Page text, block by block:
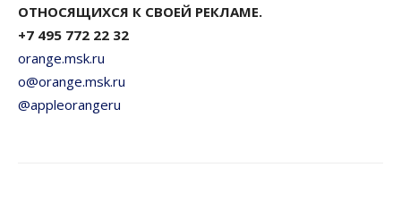
ОТНОСЯЩИХСЯ К СВОЕЙ РЕКЛАМЕ.
+7 495 772 22 32
orange.msk.ru
o@orange.msk.ru
@appleorangeru